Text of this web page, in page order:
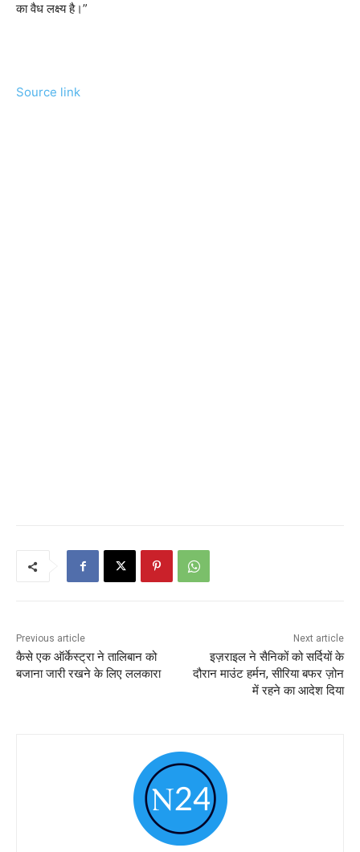
का वैध लक्ष्य है।”
Source link
Previous article
कैसे एक ऑर्केस्ट्रा ने तालिबान को
बजाना जारी रखने के लिए ललकारा
Next article
इज़राइल ने सैनिकों को सर्दियों के
दौरान माउंट हर्मन, सीरिया बफर ज़ोन
में रहने का आदेश दिया